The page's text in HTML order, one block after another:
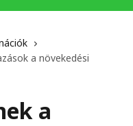
a növekedési
a